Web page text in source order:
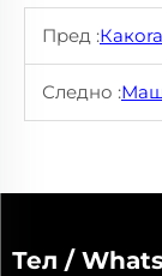
Пред :
Следно :Машини за
Тел /